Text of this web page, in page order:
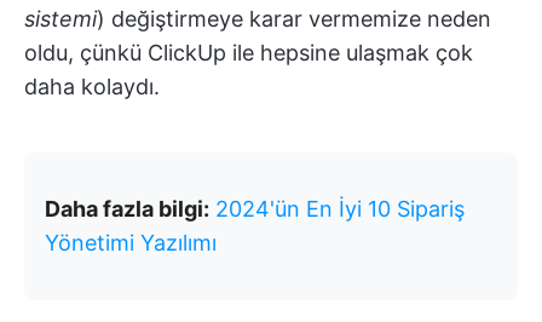
sistemi) değiştirmeye karar vermemize neden
oldu, çünkü ClickUp ile hepsine ulaşmak çok
daha kolaydı.
Daha fazla bilgi: 2024'ün En İyi 10 Sipariş
Yönetimi Yazılımı